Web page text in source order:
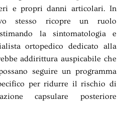
e propri danni articolari. In
stesso ricopre un ruolo
la sintomatologia e
ortopedico dedicato alla
addirittura auspicabile che
seguire un programma
per ridurre il rischio di
capsulare posteriore